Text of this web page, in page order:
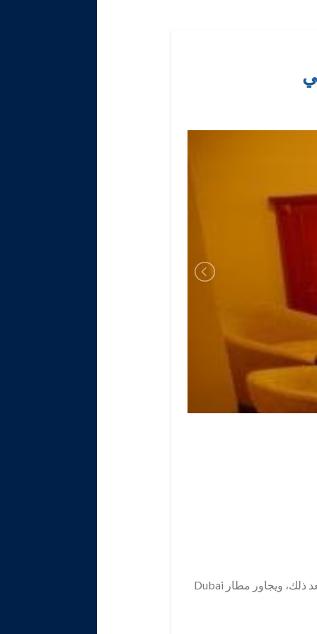
يقع فندق الشقق على بعد حوالي دقائق بالسيارة من المعالم السياحية المحببة، أما المركز دبي فيأتي بعد ذلك، ويجاور مطار Dubai